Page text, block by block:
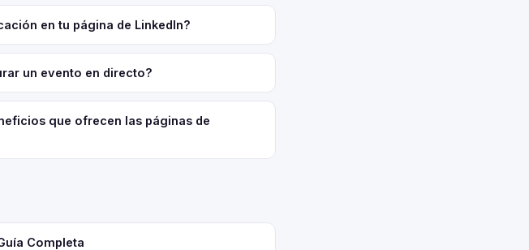
en tu página de LinkedIn?
un evento en directo?
que ofrecen las páginas de
Completa